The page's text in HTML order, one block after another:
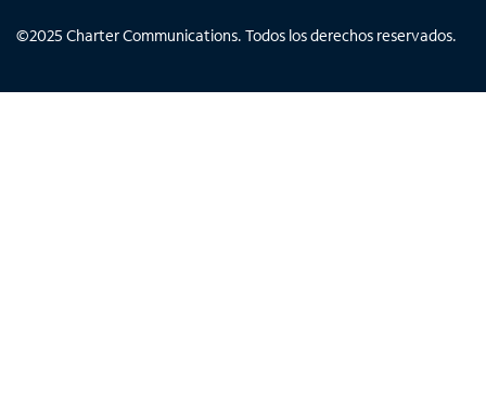
©2025 Charter Communications. Todos los derechos reservados.